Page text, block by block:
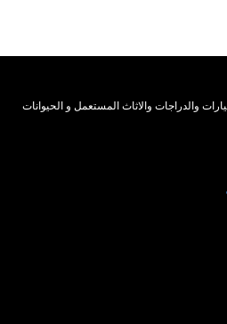
والدراجات والاثاث المستعمل و الحيوانات